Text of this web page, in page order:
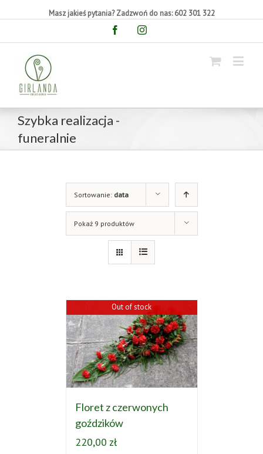
Masz jakieś pytania? Zadzwoń do nas: 602 301 322
FacebookInstagram
Szybka realizacja -
funeralnie
Sortowanie: data
Pokaż 9 produktów
Out of stock
Floret z czerwonych
goździków
220,00 zł